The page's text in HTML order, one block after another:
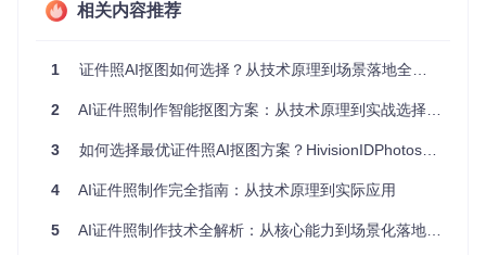
ModNet Photographic Portrait Matting
图师"，特别擅长处理头发丝等精细细节，边缘过渡自然。
RMBG-1.4模型：通用背景移除模型，采用U-Net架构的改
背景，支持1024x1024高分辨率图像处理。
BirefNet-v1-Lite模型：轻量化双向细化网络，采用注意
家"，能够在保持不错精度的同时实现实时处理。
相关内容推荐
1 证件照AI抠图如何选择？从技术原理到场景落地全攻略
2 AI证件照制作智能抠图方案：从技术原理到实战选择指南
3 如何选择最优证件照AI抠图方案？HivisionIDPhotos技术选型与实践指南
4 AI证件照制作完全指南：从技术原理到实际应用
5 AI证件照制作技术全解析：从核心能力到场景化落地实践